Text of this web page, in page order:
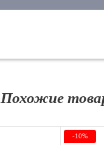
Похожие
-10%